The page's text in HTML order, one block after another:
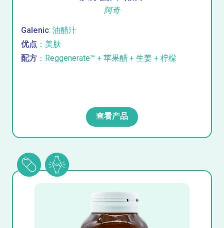
阿奇
Galenic: 油醋汁
优点 ：美肤
配方 ：Reggenerate™ + 苹果醋 + 生姜 + 柠檬
查看产品